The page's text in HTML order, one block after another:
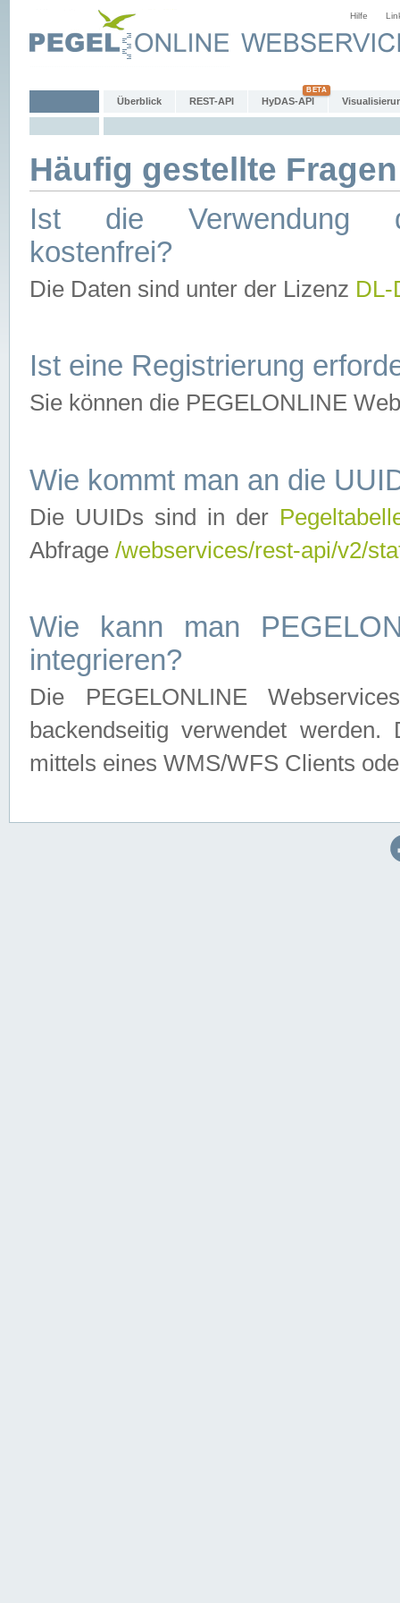
Hilfe
Überblick REST-API HyDAS-API
Häufig gestellte
Ist die Verwendung
kostenfrei?
Die Daten sind unter der Lizenz
Ist eine Registrierung
Sie können die PEGELONLINE
Wie kommt man an die
Die UUIDs sind in der
Abfrage /webservices/rest-api/v2/
Wie kann man
integrieren?
Die PEGELONLINE
backendseitig verwendet
mittels eines WMS/WFS Clients